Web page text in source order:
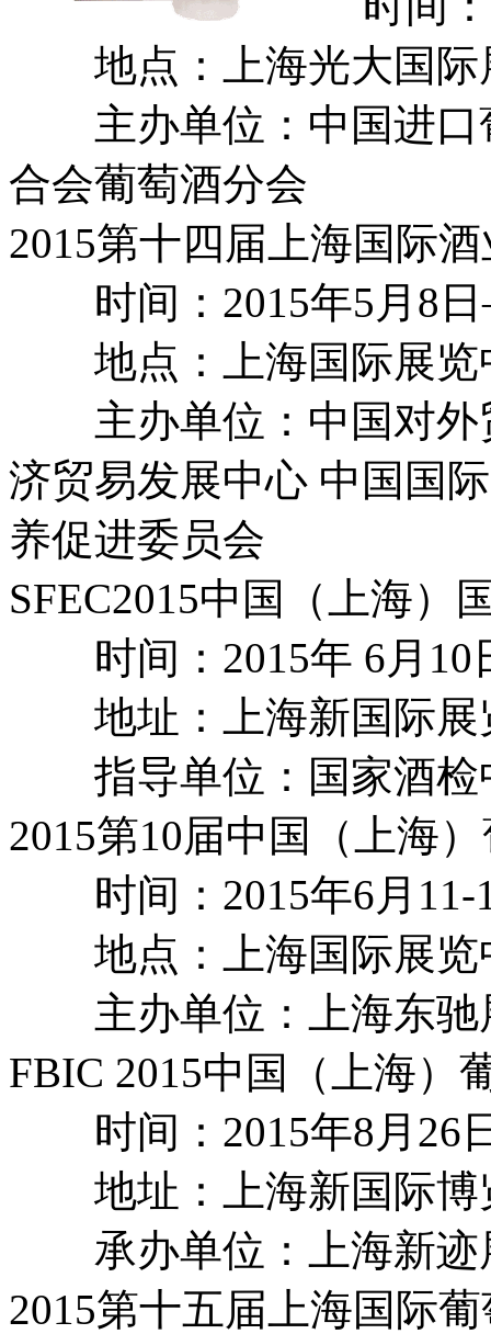
地点：上海光大国际
主办单位：中国进口
合会葡萄酒分会
2015第十四届上海国际
时间：2015年5月8
地点：上海国际展
主办单位：中国对外
济贸易发展中心 中国国
养促进委员会
SFEC2015中国（上海
时间：2015年 6月10
地址：上海新国际展
指导单位：国家酒
2015第10届中国（上海
时间：2015年6月
地点：上海国际
主办单位：上海东驰
FBIC 2015中国（上海
时间：2015年8月
地址：上海新国际博
承办单位：上海新迹
2015第十五届上海国际